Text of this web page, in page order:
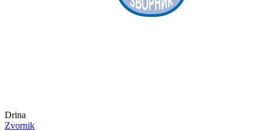
Drina
Zvornik